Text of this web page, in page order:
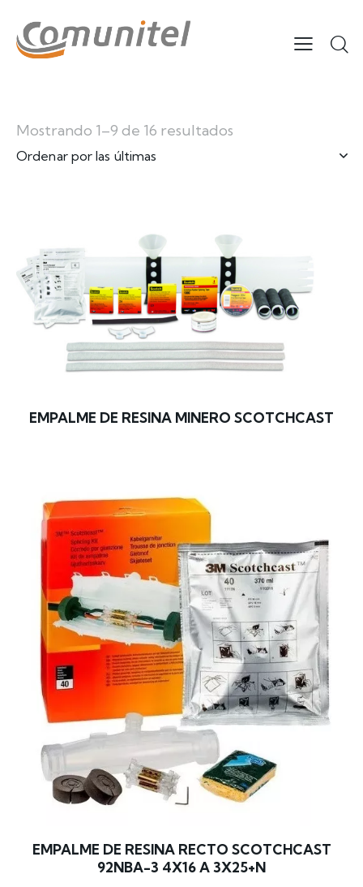
Mostrando 1–9 de 16 resultados
EMPALME DE RESINA MINERO SCOTCHCAST
EMPALME DE RESINA RECTO SCOTCHCAST
92NBA-3 4X16 A 3X25+N